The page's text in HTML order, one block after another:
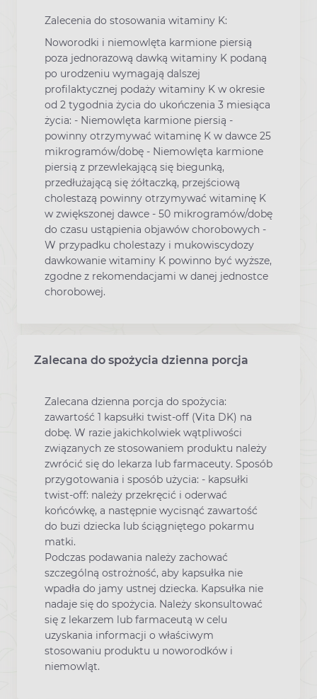
Zalecenia do stosowania witaminy K:
Noworodki i niemowlęta karmione piersią
poza jednorazową dawką witaminy K podaną
po urodzeniu wymagają dalszej
profilaktycznej podaży witaminy K w okresie
od 2 tygodnia życia do ukończenia 3 miesiąca
życia: - Niemowlęta karmione piersią -
powinny otrzymywać witaminę K w dawce 25
mikrogramów/dobę - Niemowlęta karmione
piersią z przewlekającą się biegunką,
przedłużającą się żółtaczką, przejściową
cholestazą powinny otrzymywać witaminę K
w zwiększonej dawce - 50 mikrogramów/dobę
do czasu ustąpienia objawów chorobowych -
W przypadku cholestazy i mukowiscydozy
dawkowanie witaminy K powinno być wyższe,
zgodne z rekomendacjami w danej jednostce
chorobowej.
Zalecana do spożycia dzienna porcja
Zalecana dzienna porcja do spożycia:
zawartość 1 kapsułki twist-off (Vita DK) na
dobę. W razie jakichkolwiek wątpliwości
związanych ze stosowaniem produktu należy
zwrócić się do lekarza lub farmaceuty. Sposób
przygotowania i sposób użycia: - kapsułki
twist-off: należy przekręcić i oderwać
końcówkę, a następnie wycisnąć zawartość
do buzi dziecka lub ściągniętego pokarmu
matki.
Podczas podawania należy zachować
szczególną ostrożność, aby kapsułka nie
wpadła do jamy ustnej dziecka. Kapsułka nie
nadaje się do spożycia. Należy skonsultować
się z lekarzem lub farmaceutą w celu
uzyskania informacji o właściwym
stosowaniu produktu u noworodków i
niemowląt.